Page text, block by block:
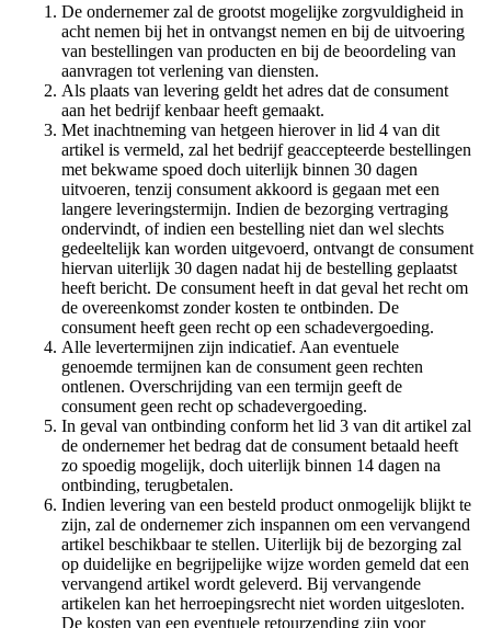
De ondernemer zal de grootst mogelijke zorgvuldigheid in
acht nemen bij het in ontvangst nemen en bij de uitvoering
van bestellingen van producten en bij de beoordeling van
aanvragen tot verlening van diensten.
Als plaats van levering geldt het adres dat de consument
aan het bedrijf kenbaar heeft gemaakt.
Met inachtneming van hetgeen hierover in lid 4 van dit
artikel is vermeld, zal het bedrijf geaccepteerde bestellingen
met bekwame spoed doch uiterlijk binnen 30 dagen
uitvoeren, tenzij consument akkoord is gegaan met een
langere leveringstermijn. Indien de bezorging vertraging
ondervindt, of indien een bestelling niet dan wel slechts
gedeeltelijk kan worden uitgevoerd, ontvangt de consument
hiervan uiterlijk 30 dagen nadat hij de bestelling geplaatst
heeft bericht. De consument heeft in dat geval het recht om
de overeenkomst zonder kosten te ontbinden. De
consument heeft geen recht op een schadevergoeding.
Alle levertermijnen zijn indicatief. Aan eventuele
genoemde termijnen kan de consument geen rechten
ontlenen. Overschrijding van een termijn geeft de
consument geen recht op schadevergoeding.
In geval van ontbinding conform het lid 3 van dit artikel zal
de ondernemer het bedrag dat de consument betaald heeft
zo spoedig mogelijk, doch uiterlijk binnen 14 dagen na
ontbinding, terugbetalen.
Indien levering van een besteld product onmogelijk blijkt te
zijn, zal de ondernemer zich inspannen om een vervangend
artikel beschikbaar te stellen. Uiterlijk bij de bezorging zal
op duidelijke en begrijpelijke wijze worden gemeld dat een
vervangend artikel wordt geleverd. Bij vervangende
artikelen kan het herroepingsrecht niet worden uitgesloten.
De kosten van een eventuele retourzending zijn voor